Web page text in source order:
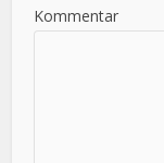
Kommentar